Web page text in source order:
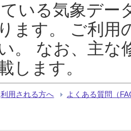
いる気象デー
ます。 ご利用
。 なお、主な
します。
利用される方へ よくある質問（